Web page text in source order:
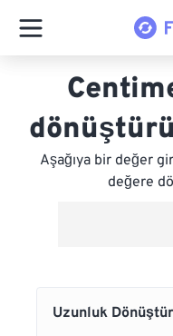
Aşağıya bir değer
değere